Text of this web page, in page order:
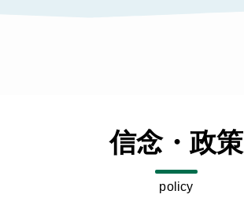
信念・政策
policy